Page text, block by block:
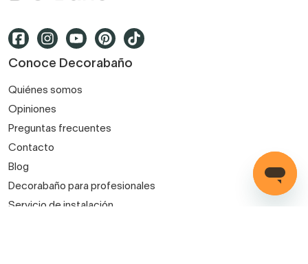
Conoce Decorabaño
Quiénes somos
Opiniones
Preguntas frecuentes
Contacto
Blog
Decorabaño para profesionales
Servicio de instalación